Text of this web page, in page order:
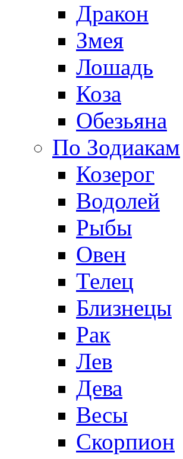
Дракон
Змея
Лошадь
Коза
Обезьяна
По Зодиакам
Козерог
Водолей
Рыбы
Овен
Телец
Близнецы
Рак
Лев
Дева
Весы
Скорпион